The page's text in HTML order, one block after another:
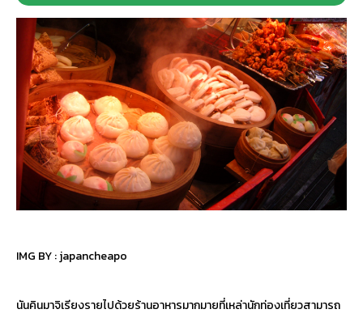
IMG BY :japancheapo
นันคินมาจิเรียงรายไปด้วยร้านอาหารมากมายที่เหล่านักท่องเที่ยวสามารถ